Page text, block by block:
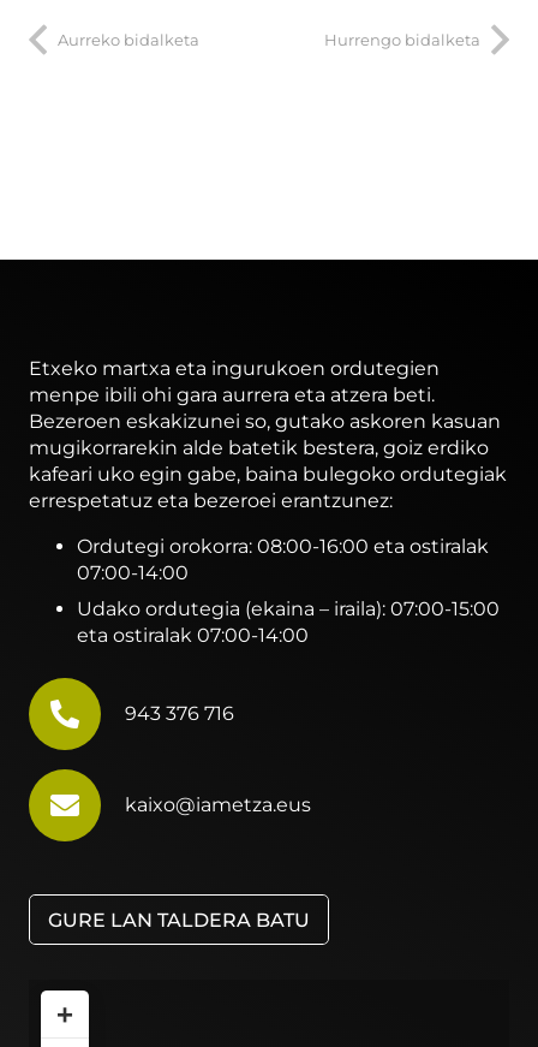
Aurreko bidalketa Hurrengo bidalketa
Etxeko martxa eta ingurukoen ordutegien
menpe ibili ohi gara aurrera eta atzera beti.
Bezeroen eskakizunei so, gutako askoren kasuan
mugikorrarekin alde batetik bestera, goiz erdiko
kafeari uko egin gabe, baina bulegoko ordutegiak
errespetatuz eta bezeroei erantzunez:
Ordutegi orokorra: 08:00-16:00 eta ostiralak
07:00-14:00
Udako ordutegia (ekaina – iraila): 07:00-15:00
eta ostiralak 07:00-14:00
943 376 716
kaixo@iametza.eus
GURE LAN TALDERA BATU
+